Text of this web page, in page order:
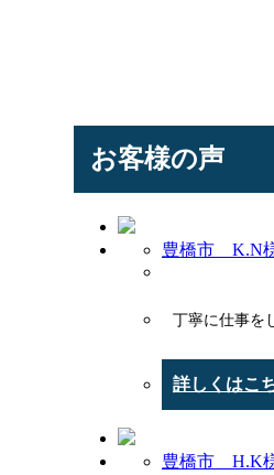
お客様の声
豊橋市 K.N
丁寧に仕事を
詳しくはこ
豊橋市 H.K